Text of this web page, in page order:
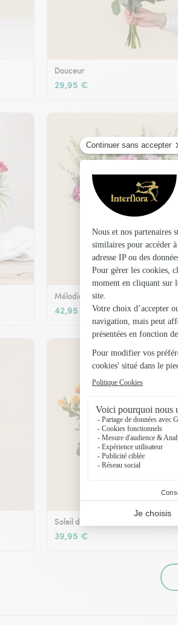
Douceur
29,95 €
Mélodie et son vase offert
42,95 €
Soleil d'été
39,95 €